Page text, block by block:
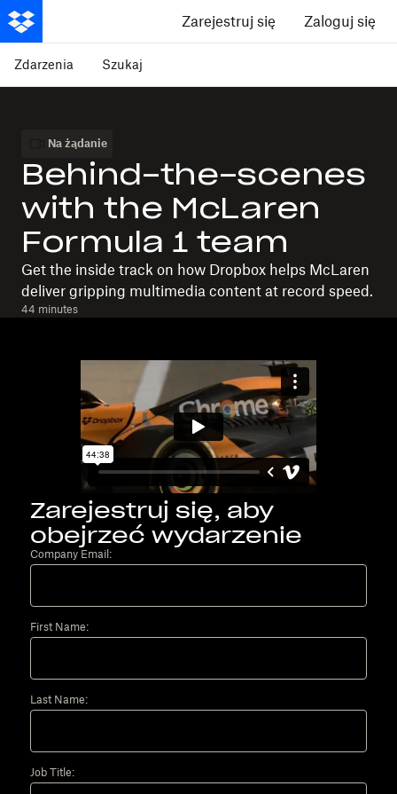
Zarejestruj się Zaloguj się
Zdarzenia Szukaj
Na żądanie
Behind-the-scenes
with the McLaren
Formula 1 team
Get the inside track on how Dropbox helps McLaren
deliver gripping multimedia content at record speed.
44 minutes
Zarejestruj się, aby
obejrzeć wydarzenie
Company Email:
First Name:
Last Name:
Job Title: